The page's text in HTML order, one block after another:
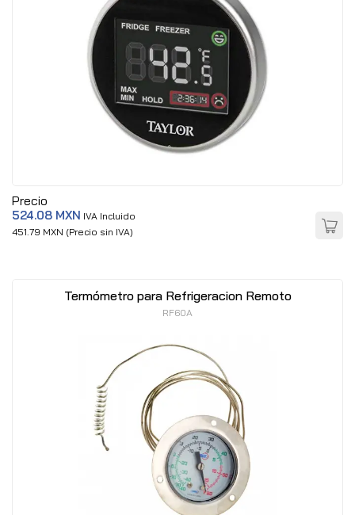
Precio
524.08 MXN IVA Incluido
451.79 MXN (Precio sin IVA)
Termómetro para Refrigeracion Remoto
RF60A